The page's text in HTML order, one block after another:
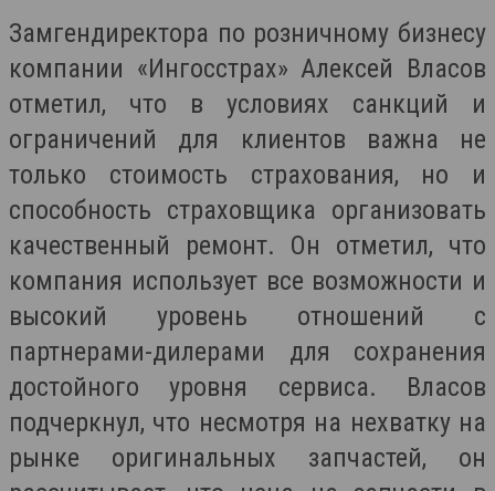
Замгендиректора по розничному бизнесу
компании «Ингосстрах» Алексей Власов
отметил, что в условиях санкций и
ограничений для клиентов важна не
только стоимость страхования, но и
способность страховщика организовать
качественный ремонт. Он отметил, что
компания использует все возможности и
высокий уровень отношений с
партнерами-дилерами для сохранения
достойного уровня сервиса. Власов
подчеркнул, что несмотря на нехватку на
рынке оригинальных запчастей, он